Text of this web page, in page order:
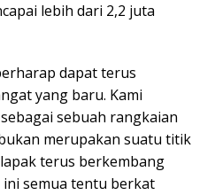
lebih dari 2,2 juta
dapat terus
yang baru. Kami
sebuah rangkaian
merupakan suatu titik
terus berkembang
semua tentu berkat